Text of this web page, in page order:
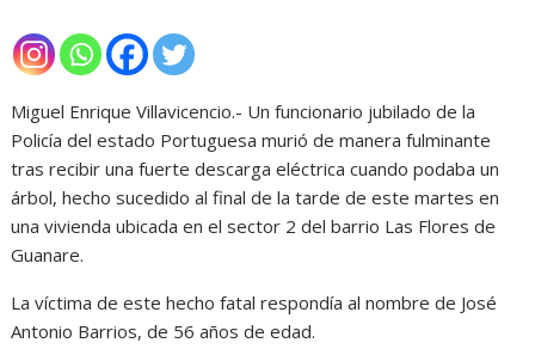
Miguel Enrique Villavicencio.- Un funcionario jubilado de la
Policía del estado Portuguesa murió de manera fulminante
tras recibir una fuerte descarga eléctrica cuando podaba un
árbol, hecho sucedido al final de la tarde de este martes en
una vivienda ubicada en el sector 2 del barrio Las Flores de
Guanare.
La víctima de este hecho fatal respondía al nombre de José
Antonio Barrios, de 56 años de edad.